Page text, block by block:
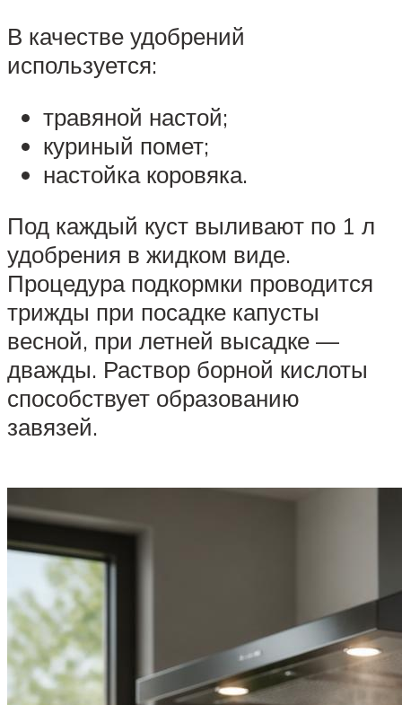
В качестве удобрений
используется:
травяной настой;
куриный помет;
настойка коровяка.
Под каждый куст выливают по 1 л
удобрения в жидком виде.
Процедура подкормки проводится
трижды при посадке капусты
весной, при летней высадке —
дважды. Раствор борной кислоты
способствует образованию
завязей.